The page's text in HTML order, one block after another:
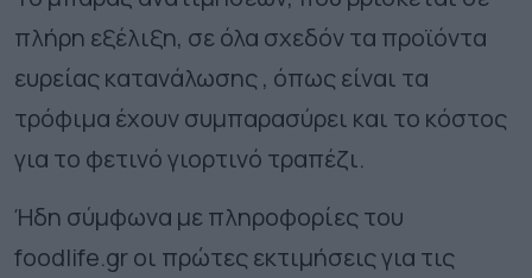
πλήρη εξέλιξη, σε όλα σχεδόν τα προϊόντα
ευρείας κατανάλωσης , όπως είναι τα
τρόφιμα έχουν συμπαρασύρει και το κόστος
για το φετινό γιορτινό τραπέζι.
Ήδη σύμφωνα με πληροφορίες του
foodlife.gr οι πρώτες εκτιμήσεις για τις